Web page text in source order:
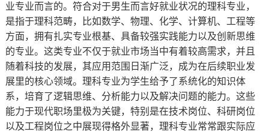
业专业而言的。符合对于男生而言好就业状况的理科专业，
是指于理科范畴，比如数学、物理、化学、计算机、工程等
方面，拥有扎实专业根基、具备较强实践能力以及创新思维
的专业。这类专业不仅于就业市场当中有着较高需求，并且
随着科技的发展，其应用范围日渐广泛，成为在后续职业发
展里的核心领域。理科专业为学生给予了系统化的知识体
系，培育了逻辑思维、分析能力以及解决问题的能力。这些
能力于现代职场里极为关键，特别是在技术岗位、科研岗位
以及工程岗位之中展现得格外显著，理科专业常常跟实际应